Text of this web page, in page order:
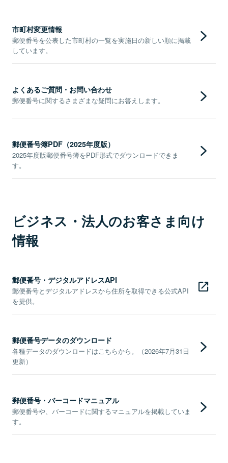
市町村変更情報
郵便番号を公表した市町村の一覧を実施日の新しい順に掲載
しています。
よくあるご質問・お問い合わせ
郵便番号に関するさまざまな疑問にお答えします。
郵便番号簿PDF（2025年度版）
2025年度版郵便番号簿をPDF形式でダウンロードできま
す。
ビジネス・法人のお客さま向け
情報
郵便番号・デジタルアドレスAPI
郵便番号とデジタルアドレスから住所を取得できる公式API
を提供。
郵便番号データのダウンロード
各種データのダウンロードはこちらから。（2026年7月31日
更新）
郵便番号・バーコードマニュアル
郵便番号や、バーコードに関するマニュアルを掲載していま
す。